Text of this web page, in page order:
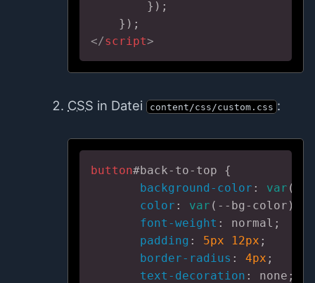
        });
</script>
CSS in Datei content/css/custom.css :
button#back-to-top {
background-color : var (--
color : var (--bg-color);
font-weight : normal;
padding : 5px 12px ;
border-radius : 4px ;
text-decoration : none;